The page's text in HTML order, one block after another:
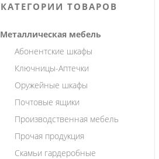
КАТЕГОРИИ ТОВАРОВ
Металлическая мебель
Абонентские шкафы
Ключницы-Аптечки
Оружейные шкафы
Почтовые ящики
Производственная мебель
Прочая продукция
Скамьи гардеробные